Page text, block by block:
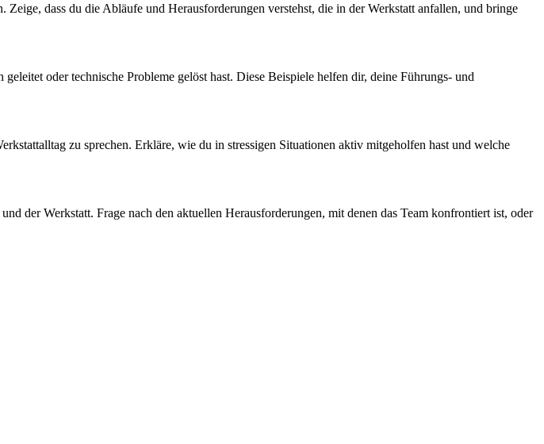
dass du die Abläufe und Herausforderungen verstehst, die in der Werkstatt anfallen, und bringe
oder technische Probleme gelöst hast. Diese Beispiele helfen dir, deine Führungs- und
zu sprechen. Erkläre, wie du in stressigen Situationen aktiv mitgeholfen hast und welche
der Werkstatt. Frage nach den aktuellen Herausforderungen, mit denen das Team konfrontiert ist, oder